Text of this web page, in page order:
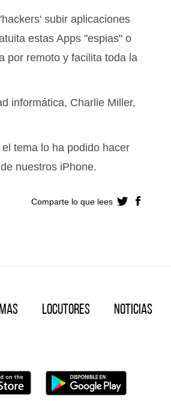
subir aplicaciones
estas Apps "espias" o
por remoto y facilita toda la
informática, Charlie Miller,
tema lo ha podido hacer
nuestros iPhone.
Comparte lo que lees
Locutores Noticias